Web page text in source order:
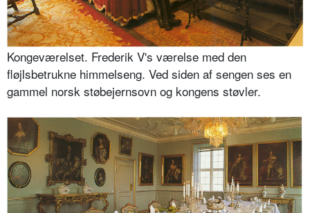
Kongeværelset. Frederik V's værelse med den
fløjlsbetrukne himmelseng. Ved siden af sengen ses en
gammel norsk støbejernsovn og kongens støvler.